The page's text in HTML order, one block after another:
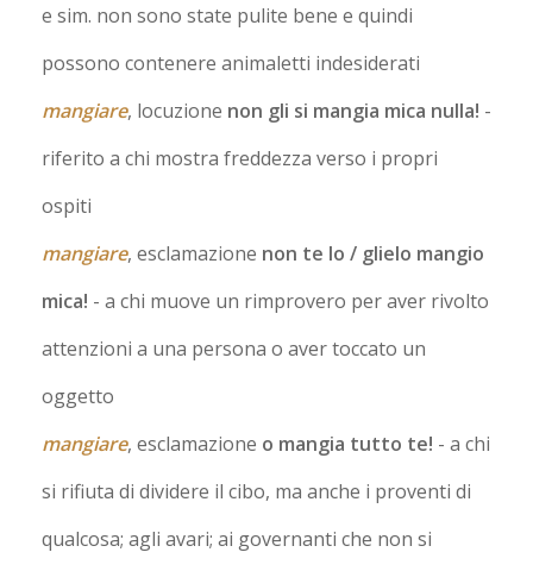
e sim. non sono state pulite bene e quindi
possono contenere animaletti indesiderati
mangiare, locuzione non gli si mangia mica nulla! -
riferito a chi mostra freddezza verso i propri
ospiti
mangiare, esclamazione non te lo / glielo mangio
mica! - a chi muove un rimprovero per aver rivolto
attenzioni a una persona o aver toccato un
oggetto
mangiare, esclamazione o mangia tutto te! - a chi
si rifiuta di dividere il cibo, ma anche i proventi di
qualcosa; agli avari; ai governanti che non si